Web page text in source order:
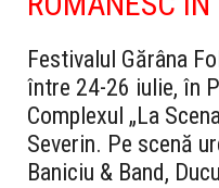
Festivalul Gărâna
între 24-26 iulie, în
Complexul „La
Severin. Pe scenă
Baniciu & Band,